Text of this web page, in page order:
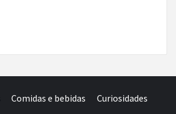
Comidas e bebidas Curiosidades